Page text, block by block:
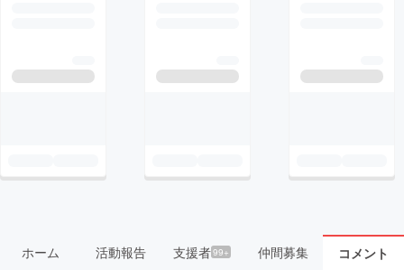
ホーム 活動報告 支援者99+ 仲間募集 コメント